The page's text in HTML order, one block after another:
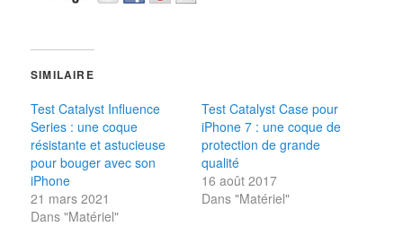
SIMILAIRE
Test Catalyst Influence
Series : une coque
résistante et astucieuse
pour bouger avec son
iPhone
21 mars 2021
Dans "Matériel"
Test Catalyst Case pour
iPhone 7 : une coque de
protection de grande
qualité
16 août 2017
Dans "Matériel"